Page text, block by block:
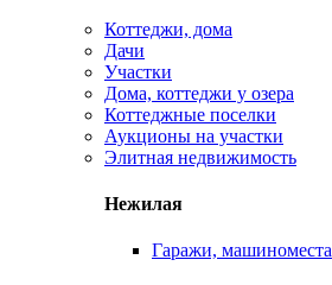
Коттеджи, дома
Дачи
Участки
Дома, коттеджи у озера
Коттеджные поселки
Аукционы на участки
Элитная недвижимость
Нежилая
Гаражи, машиноместа